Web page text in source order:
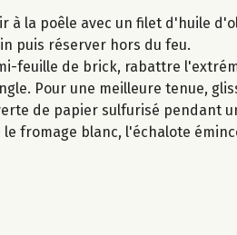
la poêle avec un filet d'huile
puis réserver hors du feu.
feuille de brick, rabattre
Pour une meilleure tenue,
de papier sulfurisé pendant
fromage blanc, l'échalote